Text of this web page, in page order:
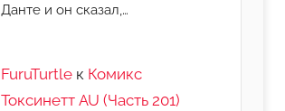
Данте и он сказал,…
FuruTurtle к Комикс
Токсинетт AU (Часть 201)